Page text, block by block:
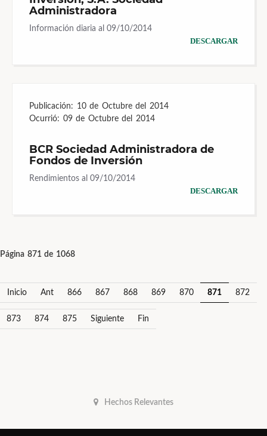
Administradora
Información diaria al 09/10/2014
DESCARGAR
Publicación: 10 de Octubre del 2014
Ocurrió: 09 de Octubre del 2014
BCR Sociedad Administradora de
Fondos de Inversión
Rendimientos al 09/10/2014
DESCARGAR
Página 871 de 1068
Inicio Ant 866 867 868 869 870 871 872
873 874 875 Siguiente Fin
Hechos Relevantes